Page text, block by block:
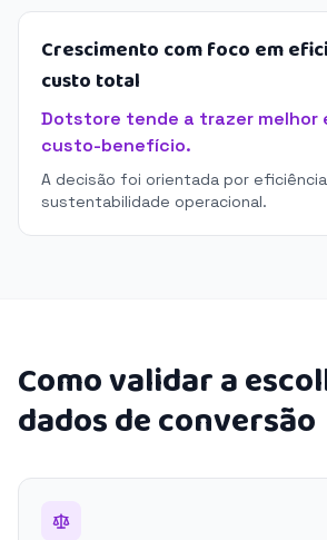
Crescimento com foco em
custo total
Dotstore tende a trazer melhor
custo-benefício.
A decisão foi orientada por
sustentabilidade operacional.
Como validar a
dados de conversão